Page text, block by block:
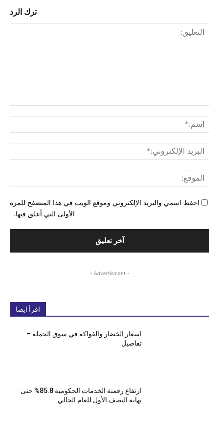
ترك الرد
احفظ اسمي والبريد الإلكتروني وموقع الويب في هذا المتصفح للمرة
الأولى التي أعلق فيها.
- Advertisment -
اقرأ ايضا
اسعار الخضار والفواكه في سوق الجملة –
تفاصيل
ارتفاع رقمنة الخدمات الحكومية 85.8% حتى
نهاية النصف الأول للعام الحالي